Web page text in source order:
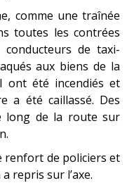
comme une traînée
toutes les contrées
de taxi-
aux biens de la
ont été incendiés et
a été caillassé. Des
long de la route sur
renfort de policiers et
repris sur l’axe.